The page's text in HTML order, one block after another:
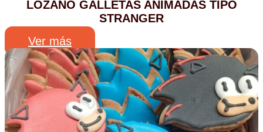
LOZANO GALLETAS ANIMADAS TIPO
STRANGER
Ver más